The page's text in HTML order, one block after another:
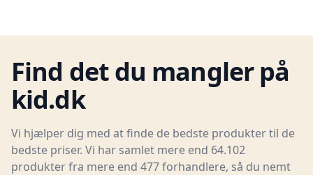
Find det du mangler på
kid.dk
Vi hjælper dig med at finde de bedste produkter til de
bedste priser. Vi har samlet mere end 64.102
produkter fra mere end 477 forhandlere, så du nemt